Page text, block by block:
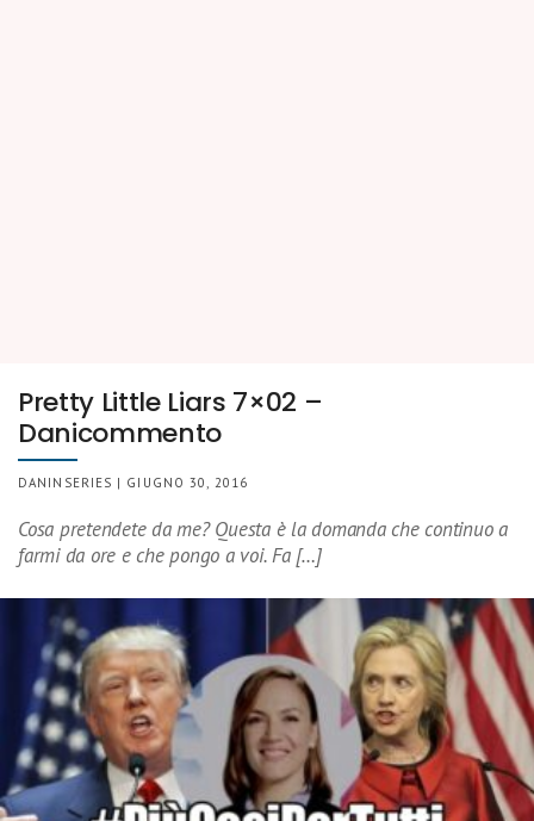
Pretty Little Liars 7×02 –
Danicommento
DANINSERIES | GIUGNO 30, 2016
Cosa pretendete da me? Questa è la domanda che continuo a
farmi da ore e che pongo a voi. Fa […]